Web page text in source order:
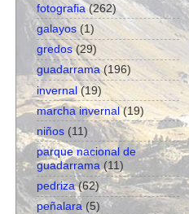
fotografia (262)
galayos (1)
gredos (29)
guadarrama (196)
invernal (19)
marcha invernal (19)
niños (11)
parque nacional de
guadarrama (11)
pedriza (62)
peñalara (5)